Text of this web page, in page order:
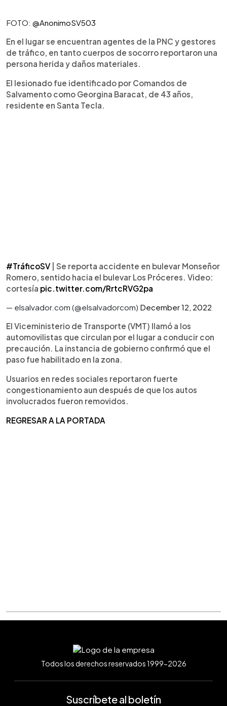
FOTO: @AnonimoSV503
En el lugar se encuentran agentes de la PNC y gestores
de tráfico, en tanto cuerpos de socorro reportaron una
persona herida y daños materiales.
El lesionado fue identificado por Comandos de
Salvamento como Georgina Baracat, de 43 años,
residente en Santa Tecla.
#TráficoSV | Se reporta accidente en bulevar Monseñor
Romero, sentido hacia el bulevar Los Próceres. Video:
cortesía pic.twitter.com/RrtcRVG2pa
— elsalvador.com (@elsalvadorcom) December 12, 2022
El Viceministerio de Transporte (VMT) llamó a los
automovilistas que circulan por el lugar a conducir con
precaución. La instancia de gobierno confirmó que el
paso fue habilitado en la zona.
Usuarios en redes sociales reportaron fuerte
congestionamiento aun después de que los autos
involucrados fueron removidos.
REGRESAR A LA PORTADA
Todos los derechos reservados 1999-2026
Suscríbete al boletín